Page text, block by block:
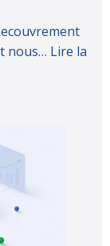
nous… Lire la